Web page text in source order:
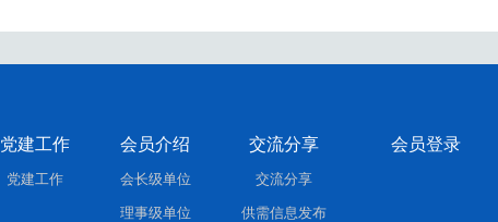
党建工作
党建工作
会员介绍
会长级单位
理事级单位
交流分享
交流分享
供需信息发布
会员登录